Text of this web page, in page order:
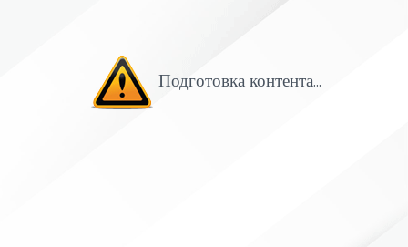
Подготовка контента...